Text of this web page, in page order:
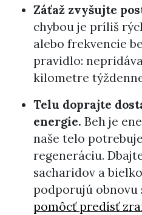
Záťaž zvyšujte
chybou je príliš
alebo frekvencie
pravidlo:
kilometre
Telu doprajte
energie. Beh je
naše telo
regeneráciu.
sacharidov a
podporujú obnovu
pomôcť predísť